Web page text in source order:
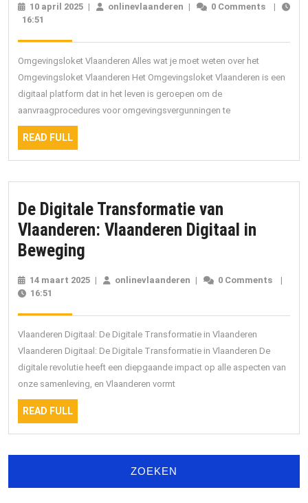
Transparantie
met
het
Vlaanderen
10 april 2025 10
| onlinevlaanderen onlinevlaanderen
| 0 Comments
|
16:51
Omgevingsloket Vlaanderen Alles wat je moet weten over het
Omgevingsloket Vlaanderen Het Omgevingsloket Vlaanderen is een
digitaal platform dat in het leven is geroepen om de
aanvraagprocedures voor omgevingsvergunningen te
READ FULL
FULL
De Digitale Transformatie van
Vlaanderen: Vlaanderen Digitaal in
Beweging
Transformatie
van
Vlaanderen:
Vlaanderen
Digitaal
in
14 maart 2025 14
| onlinevlaanderen onlinevlaanderen
| 0 Comments
|
16:51
Vlaanderen Digitaal: De Digitale Transformatie in Vlaanderen
Vlaanderen Digitaal: De Digitale Transformatie in Vlaanderen De
digitale revolutie heeft een diepgaande impact op alle aspecten van
onze samenleving, en Vlaanderen vormt
READ FULL
FULL
ZOEKEN